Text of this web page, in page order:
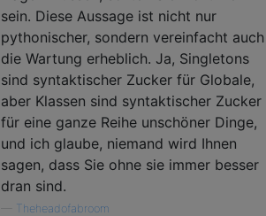
sein. Diese Aussage ist nicht nur
pythonischer, sondern vereinfacht auch
die Wartung erheblich. Ja, Singletons
sind syntaktischer Zucker für Globale,
aber Klassen sind syntaktischer Zucker
für eine ganze Reihe unschöner Dinge,
und ich glaube, niemand wird Ihnen
sagen, dass Sie ohne sie immer besser
dran sind.
Theheadofabroom